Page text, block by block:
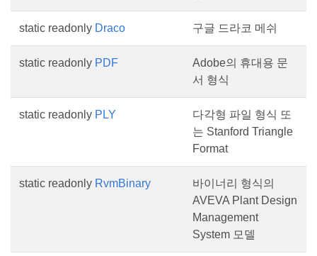
static readonly Draco 구글 드라코 메쉬
static readonly PDF
Adobe의 휴대용 문
서 형식
static readonly PLY
다각형 파일 형식 또
는 Stanford Triangle
Format
static readonly RvmBinary
바이너리 형식의
AVEVA Plant Design
Management
System 모델